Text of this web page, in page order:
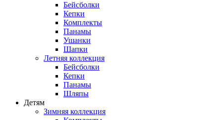
Бейсболки
Кепки
Комплекты
Панамы
Ушанки
Шапки
Летняя коллекция
Бейсболки
Кепки
Панамы
Шляпы
Детям
Зимняя коллекция